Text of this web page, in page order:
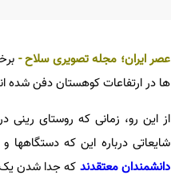
عصر ایران؛ مجله تصویری سلاح-
ها در ارتفاعات کوهستان دفن شده
از این رو، زمانی که روستای رینی
شایعاتی درباره این که
دانشمندان معتقدند که جدا شدن یک